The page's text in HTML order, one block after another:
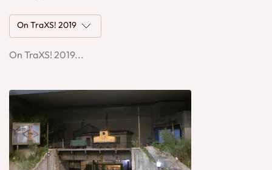
On TraXS! 2019
On TraXS! 2019...